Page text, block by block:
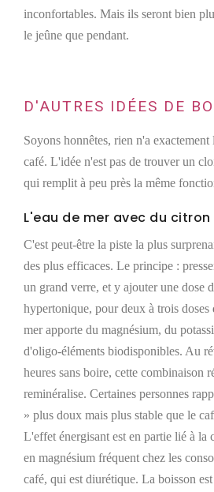
inconfortables. Mais ils seront bien
le jeûne que pendant.
D'AUTRES IDÉES DE
Soyons honnêtes, rien n'a
café. L'idée n'est pas de trouver un
qui remplit à peu près la même
L'eau de mer avec du
C'est peut-être la piste la plus
des plus efficaces. Le principe :
un grand verre, et y ajouter une dose
hypertonique, pour deux à trois doses
mer apporte du magnésium, du
d'oligo-éléments biodisponibles. Au
heures sans boire, cette combinaison
reminéralise. Certaines personnes
» plus doux mais plus stable que le
L'effet énergisant est en partie lié à la
en magnésium fréquent chez les
café, qui est diurétique. La boisson